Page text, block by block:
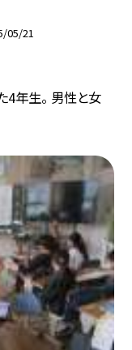
05/21
4年生。 男性と女